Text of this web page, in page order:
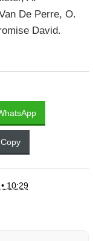
De Perre, O.
David.
Copy
10:29